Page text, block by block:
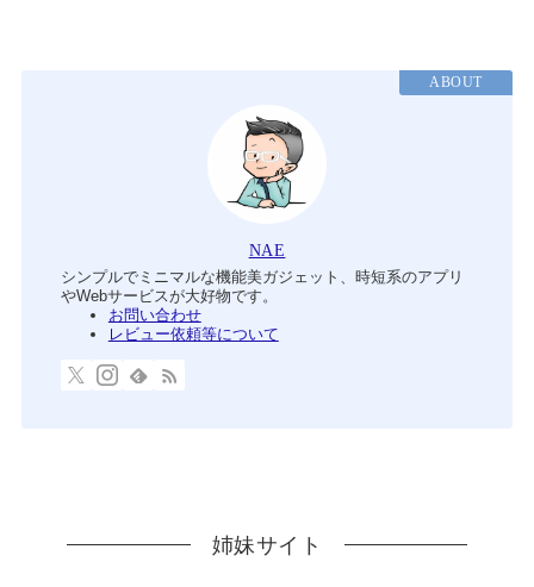
ABOUT
NAE
シンプルでミニマルな機能美ガジェット、時短系のアプリ
やWebサービスが大好物です。
お問い合わせ
レビュー依頼等について
姉妹サイト